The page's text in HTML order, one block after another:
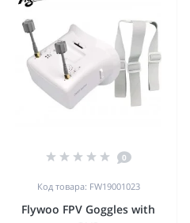
0
Код товара: FW19001023
Flywoo FPV Goggles with